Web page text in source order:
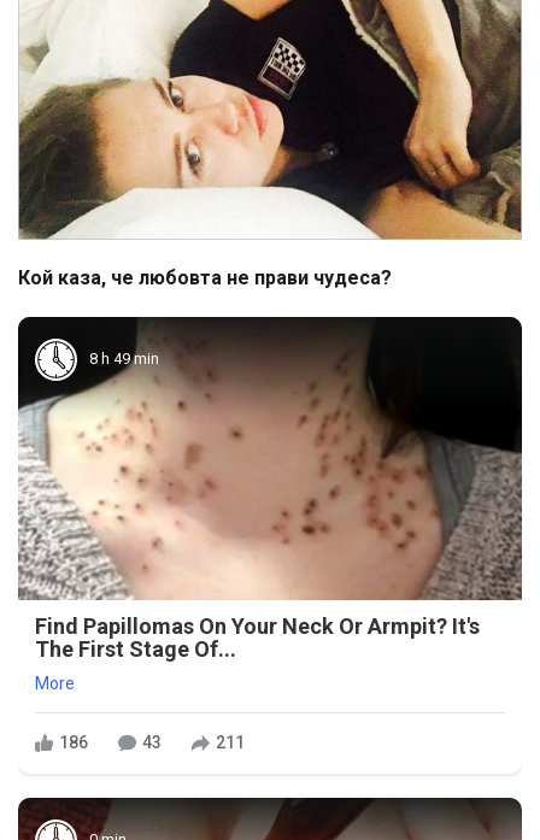
Кой каза, че любовта не прави чудеса?
8 h 49 min
Find Papillomas On Your Neck Or Armpit? It's
The First Stage Of...
More
186 43 211